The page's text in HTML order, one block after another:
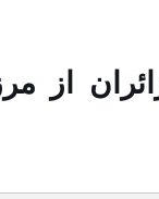
از